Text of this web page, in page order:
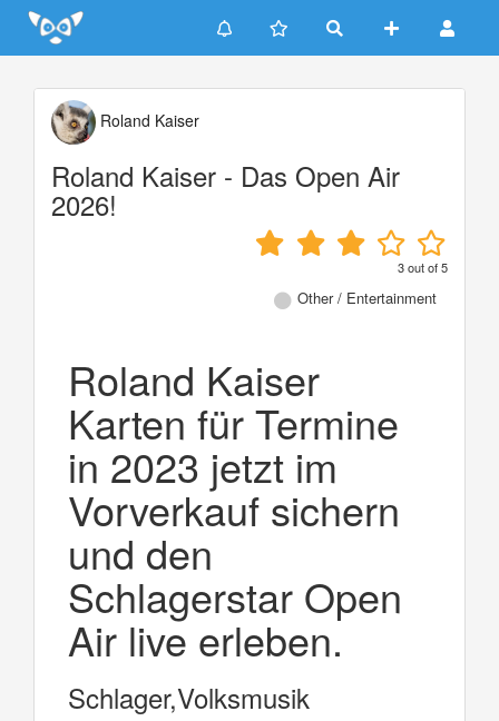
Update cookies preferences
Roland Kaiser
Roland Kaiser - Das Open Air
2026!
3out of5
Other / Entertainment
Roland Kaiser
Karten für Termine
in 2023 jetzt im
Vorverkauf sichern
und den
Schlagerstar Open
Air live erleben.
Schlager,Volksmusik